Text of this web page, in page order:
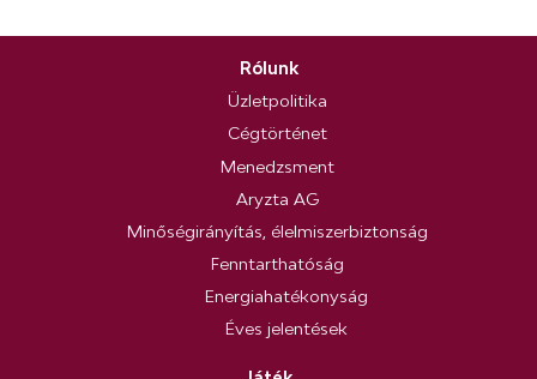
Rólunk
Üzletpolitika
Cégtörténet
Menedzsment
Aryzta AG
Minőségirányítás, élelmiszerbiztonság
Fenntarthatóság
Energiahatékonyság
Éves jelentések